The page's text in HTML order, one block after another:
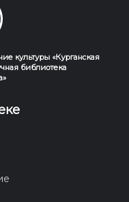
культуры «Курганская
библиотека